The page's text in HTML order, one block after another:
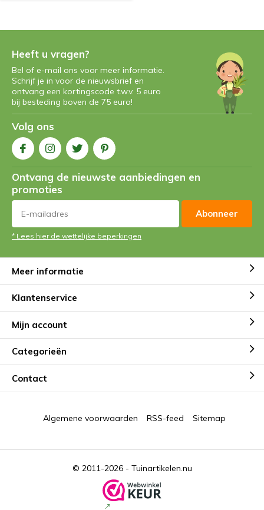
Heeft u vragen?
Bel of e-mail ons voor meer informatie.
Schrijf je in voor de nieuwsbrief en
ontvang een kortingscode t.w.v. 5 euro
bij besteding boven de 75 euro!
Volg ons
Ontvang de nieuwste aanbiedingen en
promoties
Abonneer
* Lees hier de wettelijke beperkingen
Meer informatie
Klantenservice
Mijn account
Categorieën
Contact
© 2011-2026 - Tuinartikelen.nu
Algemene voorwaarden RSS-feed Sitemap